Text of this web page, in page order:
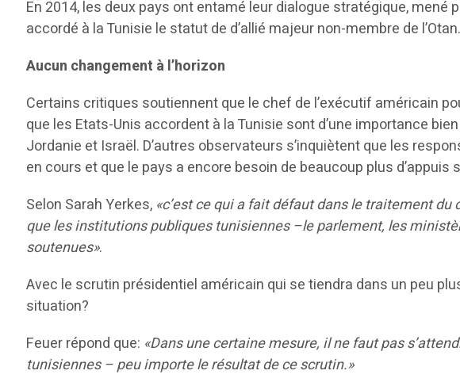
En 2014, les deux pays ont entamé leur dialogue stratégique, mené
accordé à la Tunisie le statut de d’allié majeur non-membre de l’Otan.
Aucun changement à l’horizon
Certains critiques soutiennent que le chef de l’exécutif américain
que les Etats-Unis accordent à la Tunisie sont d’une importance
Jordanie et Israël. D’autres observateurs s’inquiètent que les
en cours et que le pays a encore besoin de beaucoup plus
Selon Sarah Yerkes, «c’est ce qui a fait défaut dans le traitement
que les institutions publiques tunisiennes –le parlement, les
soutenues».
Avec le scrutin présidentiel américain qui se tiendra dans un peu
situation?
Feuer répond que: «Dans une certaine mesure, il ne faut pas
tunisiennes – peu importe le résultat de ce scrutin.»